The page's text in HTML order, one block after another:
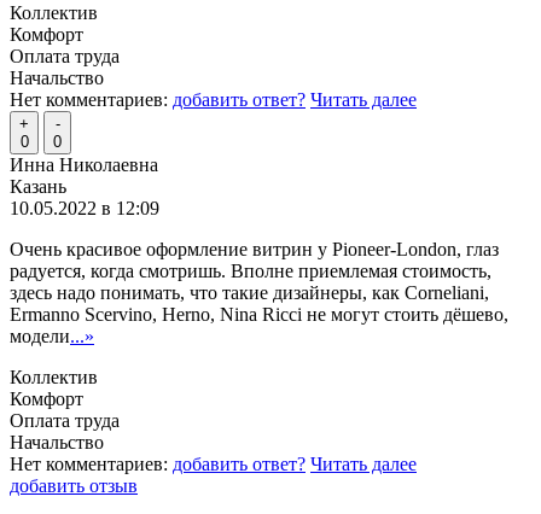
Коллектив
Комфорт
Оплата труда
Начальство
Нет комментариев: добавить ответ? Читать далее
+
0
-
0
Инна Николаевна
Казань
10.05.2022 в 12:09
Очень красивое оформление витрин у Pioneer-London, глаз
радуется, когда смотришь. Вполне приемлемая стоимость,
здесь надо понимать, что такие дизайнеры, как Corneliani,
Ermanno Scervino, Herno, Nina Ricci не могут стоить дёшево,
модели...»
Коллектив
Комфорт
Оплата труда
Начальство
Нет комментариев: добавить ответ? Читать далее
добавить отзыв